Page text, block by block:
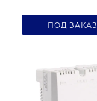
ПОД ЗАКАЗ